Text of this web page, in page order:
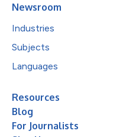
Newsroom
Industries
Subjects
Languages
Resources
Blog
For Journalists